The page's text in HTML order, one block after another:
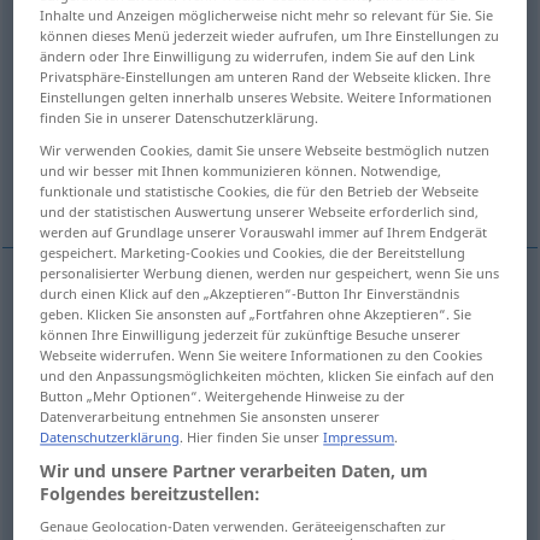
Übersicht aller Übersetzungen
(Für mehr Details die Übersetzung anklicken/antippen)
togliersi mettere agli atti
Weitere Beispiele...
togliersi ablegen
mettereagliatti ablegenad acta legen
Beispiele
Inhalte und Anzeigen möglicherweise nicht mehr so relevant für Sie. Sie
können dieses Menü jederzeit wieder aufrufen, um Ihre Einstellungen zu
ändern oder Ihre Einwilligung zu widerrufen, indem Sie auf den Link
Privatsphäre-Einstellungen am unteren Rand der Webseite klicken. Ihre
Einstellungen gelten innerhalb unseres Website. Weitere Informationen
finden Sie in unserer Datenschutzerklärung.
Wir verwenden Cookies, damit Sie unsere Webseite bestmöglich nutzen
und wir besser mit Ihnen kommunizieren können. Notwendige,
funktionale und statistische Cookies, die für den Betrieb der Webseite
und der statistischen Auswertung unserer Webseite erforderlich sind,
werden auf Grundlage unserer Vorauswahl immer auf Ihrem Endgerät
gespeichert. Marketing-Cookies und Cookies, die der Bereitstellung
personalisierter Werbung dienen, werden nur gespeichert, wenn Sie uns
durch einen Klick auf den „Akzeptieren“-Button Ihr Einverständnis
geben. Klicken Sie ansonsten auf „Fortfahren ohne Akzeptieren“. Sie
können Ihre Einwilligung jederzeit für zukünftige Besuche unserer
Webseite widerrufen. Wenn Sie weitere Informationen zu den Cookies
und den Anpassungsmöglichkeiten möchten, klicken Sie einfach auf den
Button „Mehr Optionen“. Weitergehende Hinweise zu der
Datenverarbeitung entnehmen Sie ansonsten unserer
Datenschutzerklärung. Hier finden Sie unserImpressum.
Wir und unsere Partner verarbeiten Daten, um
Folgendes bereitzustellen:
Genaue Geolocation-Daten verwenden. Geräteeigenschaften zur